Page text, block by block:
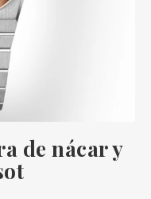
de nácar y